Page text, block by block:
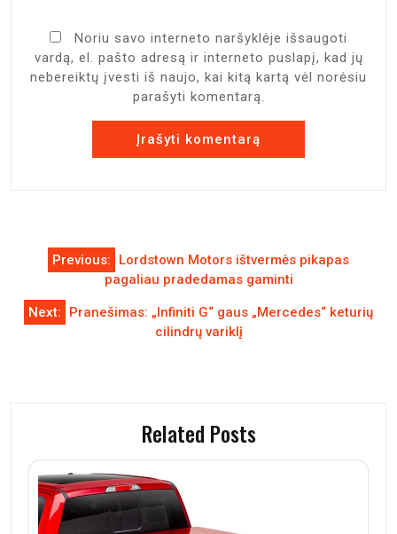
Noriu savo interneto naršyklėje išsaugoti
vardą, el. pašto adresą ir interneto puslapį, kad jų
nebereiktų įvesti iš naujo, kai kitą kartą vėl norėsiu
parašyti komentarą.
Navigacija
įrašų
Previous:
Lordstown Motors ištvermės pikapas
pagaliau pradedamas gaminti
Next:
Pranešimas: „Infiniti G“ gaus „Mercedes“ keturių
cilindrų variklį
Related Posts